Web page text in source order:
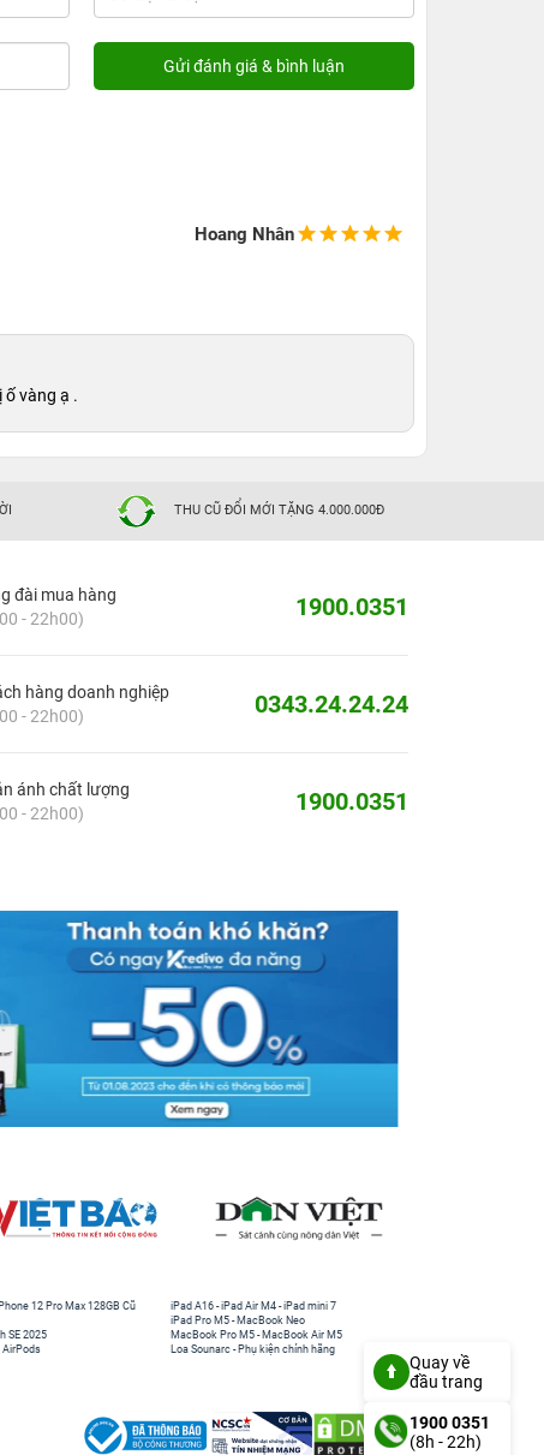
Hoang Nhân
vàng ạ .
THU CŨ ĐỔI MỚI TẶNG 4.000.000Đ
đài mua hàng
- 22h00)
1900.0351
hàng doanh nghiệp
- 22h00)
0343.24.24.24
ánh chất lượng
- 22h00)
1900.0351
12 Pro Max 128GB Cũ
SE 2025
AirPods
iPad A16 -iPad Air M4 -iPad mini 7
iPad Pro M5 - MacBook Neo
MacBook Pro M5 - MacBook Air M5
Loa Sounarc - Phụ kiện chính hãng
Quay về
đầu trang
1900 0351
(8h - 22h)